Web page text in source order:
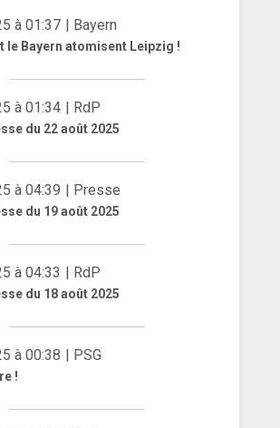
à 01:37 | Bayern
le Bayern atomisent Leipzig !
à 01:34 | RdP
du 22 août 2025
à 04:39 | Presse
du 19 août 2025
à 04:33 | RdP
du 18 août 2025
à 00:38 | PSG
!